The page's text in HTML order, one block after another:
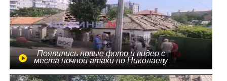
Появились новые фото и видео с
места ночной атаки по Николаеву